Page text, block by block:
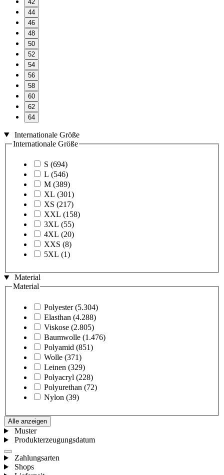
42
44
46
48
50
52
54
56
58
60
62
64
Internationale Größe
Internationale Größe
S (694)
L (546)
M (389)
XL (301)
XS (217)
XXL (158)
3XL (55)
4XL (20)
XXS (8)
5XL (1)
Material
Material
Polyester (5.304)
Elasthan (4.288)
Viskose (2.805)
Baumwolle (1.476)
Polyamid (851)
Wolle (371)
Leinen (329)
Polyacryl (228)
Polyurethan (72)
Nylon (39)
Alle anzeigen
Muster
Produkterzeugungsdatum
Zahlungsarten
Shops